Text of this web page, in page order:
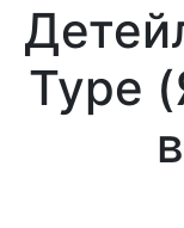
Type